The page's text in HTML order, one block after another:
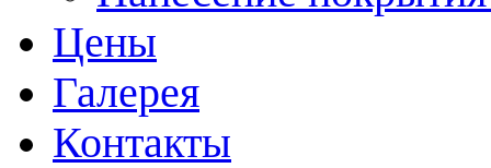
Цены
Галерея
Контакты